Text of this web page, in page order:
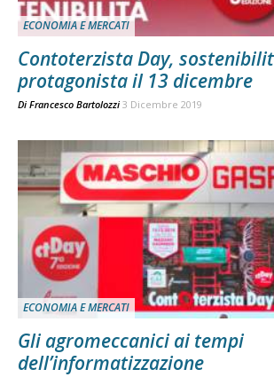
ECONOMIA E MERCATI
Contoterzista Day,
protagonista il 13 dicembre
Di Francesco Bartolozzi 3 Dicembre 2019
ECONOMIA E MERCATI
Gli agromeccanici ai tempi
dell’informatizzazione